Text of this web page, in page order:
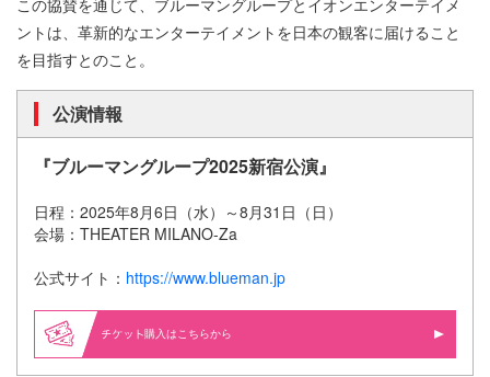
ントは、革新的なエンターテイメントを日本の観客に届けること
を目指すとのこと。
公演情報
『ブルーマングループ2025新宿公演』
日程：2025年8月6日（水）～8月31日（日）
会場：THEATER MILANO-Za
公式サイト： https://www.blueman.jp
購入はこちらから